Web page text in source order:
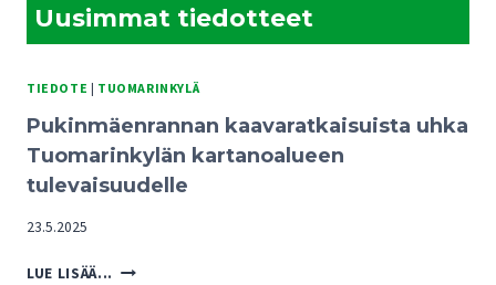
Uusimmat tiedotteet
TIEDOTE | TUOMARINKYLÄ
Pukinmäenrannan kaavaratkaisuista uhka
Tuomarinkylän kartanoalueen
tulevaisuudelle
23.5.2025
LUE LISÄÄ... PUKINMÄENRANNAN